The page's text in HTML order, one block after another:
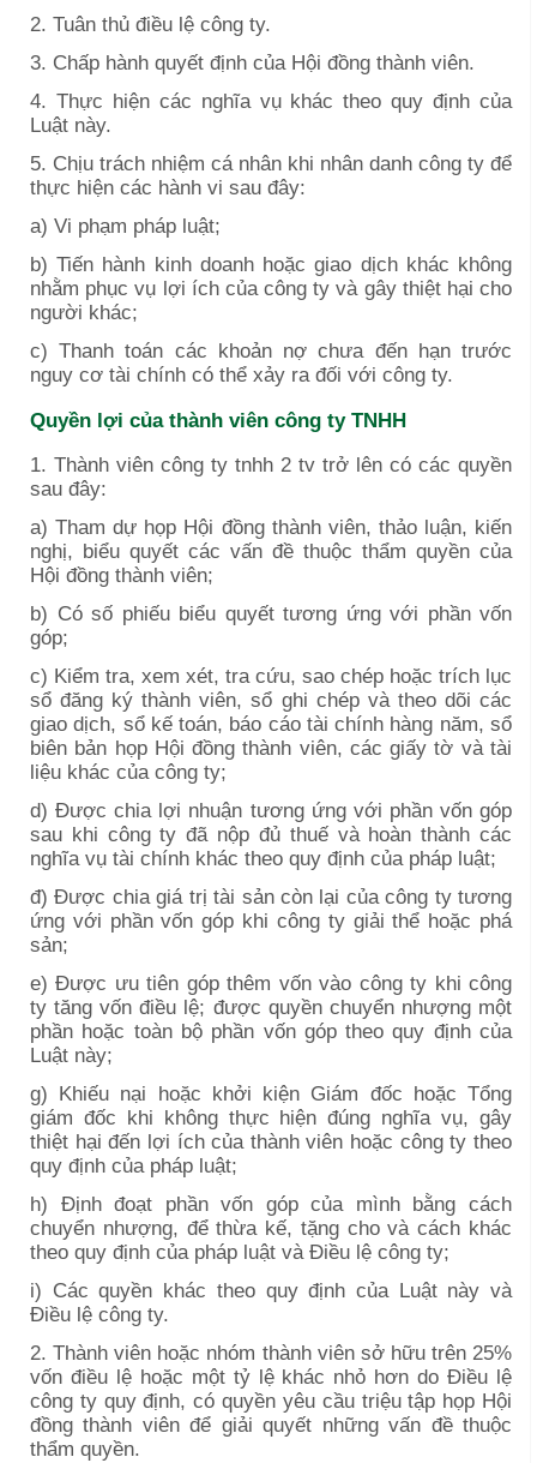
2. Tuân thủ điều lệ công ty.
3. Chấp hành quyết định của Hội đồng thành viên.
4. Thực hiện các nghĩa vụ khác theo quy định của
Luật này.
5. Chịu trách nhiệm cá nhân khi nhân danh công ty để
thực hiện các hành vi sau đây:
a) Vi phạm pháp luật;
b) Tiến hành kinh doanh hoặc giao dịch khác không
nhằm phục vụ lợi ích của công ty và gây thiệt hại cho
người khác;
c) Thanh toán các khoản nợ chưa đến hạn trước
nguy cơ tài chính có thể xảy ra đối với công ty.
Quyền lợi của thành viên công ty TNHH
1. Thành viên công ty tnhh 2 tv trở lên có các quyền
sau đây:
a) Tham dự họp Hội đồng thành viên, thảo luận, kiến
nghị, biểu quyết các vấn đề thuộc thẩm quyền của
Hội đồng thành viên;
b) Có số phiếu biểu quyết tương ứng với phần vốn
góp;
c) Kiểm tra, xem xét, tra cứu, sao chép hoặc trích lục
sổ đăng ký thành viên, sổ ghi chép và theo dõi các
giao dịch, sổ kế toán, báo cáo tài chính hàng năm, sổ
biên bản họp Hội đồng thành viên, các giấy tờ và tài
liệu khác của công ty;
d) Được chia lợi nhuận tương ứng với phần vốn góp
sau khi công ty đã nộp đủ thuế và hoàn thành các
nghĩa vụ tài chính khác theo quy định của pháp luật;
đ) Được chia giá trị tài sản còn lại của công ty tương
ứng với phần vốn góp khi công ty giải thể hoặc phá
sản;
e) Được ưu tiên góp thêm vốn vào công ty khi công
ty tăng vốn điều lệ; được quyền chuyển nhượng một
phần hoặc toàn bộ phần vốn góp theo quy định của
Luật này;
g) Khiếu nại hoặc khởi kiện Giám đốc hoặc Tổng
giám đốc khi không thực hiện đúng nghĩa vụ, gây
thiệt hại đến lợi ích của thành viên hoặc công ty theo
quy định của pháp luật;
h) Định đoạt phần vốn góp của mình bằng cách
chuyển nhượng, để thừa kế, tặng cho và cách khác
theo quy định của pháp luật và Điều lệ công ty;
i) Các quyền khác theo quy định của Luật này và
Điều lệ công ty.
2. Thành viên hoặc nhóm thành viên sở hữu trên 25%
vốn điều lệ hoặc một tỷ lệ khác nhỏ hơn do Điều lệ
công ty quy định, có quyền yêu cầu triệu tập họp Hội
đồng thành viên để giải quyết những vấn đề thuộc
thẩm quyền.